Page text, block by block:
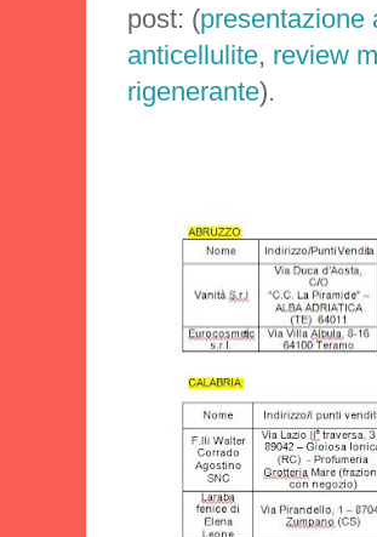
post: (presentazione
anticellulite, review
rigenerante).